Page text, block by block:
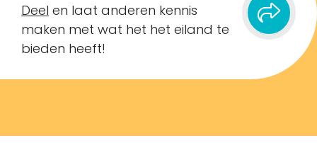
Deel en laat anderen kennis
maken met wat het het eiland te
bieden heeft!